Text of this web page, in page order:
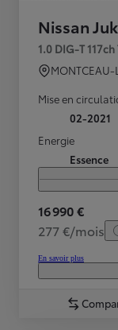
Nissan
1.0 DIG-T 117ch
MONTCEAU-
Mise en
02-2021
Energie
Essence
16 990 €
277 €/mois
En savoir plus